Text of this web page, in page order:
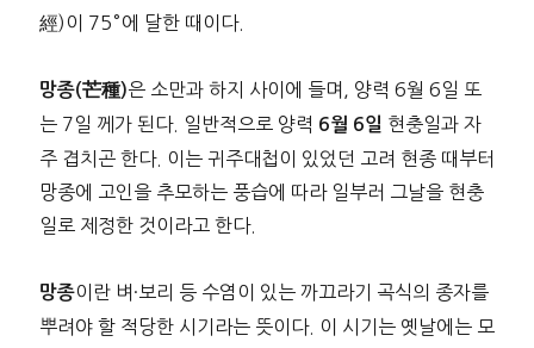
經)이 75°에 달한 때이다.
망종(芒種)은 소만과 하지 사이에 들며, 양력 6월 6일 또
는 7일 께가 된다. 일반적으로 양력 6월 6일 현충일과 자
주 겹치곤 한다. 이는 귀주대첩이 있었던 고려 현종 때부터
망종에 고인을 추모하는 풍습에 따라 일부러 그날을 현충
일로 제정한 것이라고 한다.
망종이란 벼·보리 등 수염이 있는 까끄라기 곡식의 종자를
뿌려야 할 적당한 시기라는 뜻이다. 이 시기는 옛날에는 모